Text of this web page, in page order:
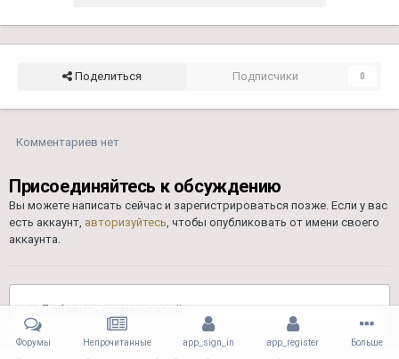
Поделиться Подписчики 0
Комментариев нет
Присоединяйтесь к обсуждению
Вы можете написать сейчас и зарегистрироваться позже. Если у вас
есть аккаунт, авторизуйтесь , чтобы опубликовать от имени своего
аккаунта.
Добавить комментарий...
Форумы Непрочитанные app_sign_in app_register Больше